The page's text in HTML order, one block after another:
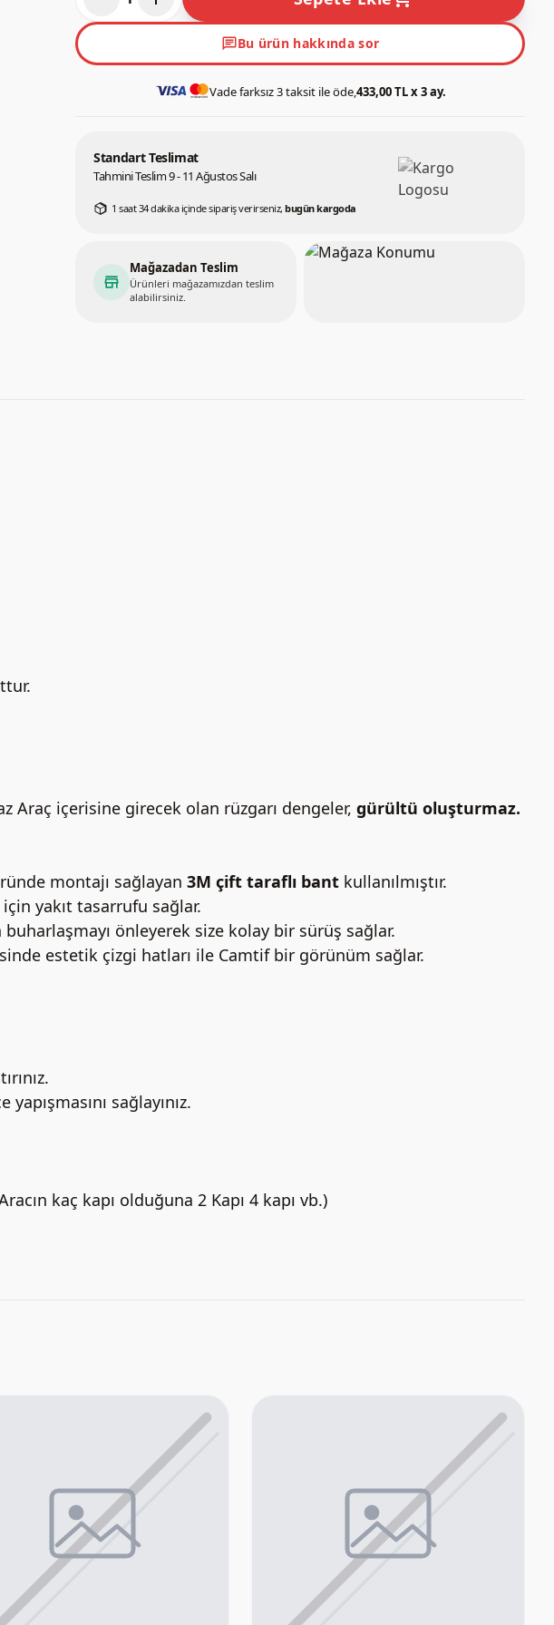
chatBu ürün hakkında sor
Vade farksız 3 taksit ile öde,433,00 TL x 3 ay.
Standart Teslimat
Tahmini Teslim 9 - 11 Ağustos Salı
1 saat 34 dakika içinde sipariş verirseniz, bugün kargoda
store
Mağazadan Teslim
Ürünleri mağazamızdan teslim
alabilirsiniz.
Araç içerisine girecek olan rüzgarı dengeler, gürültü oluşturmaz.
montajı sağlayan 3M çift taraflı bant kullanılmıştır.
için yakıt tasarrufu sağlar.
önleyerek size kolay bir sürüş sağlar.
estetik çizgi hatları ile Camtif bir görünüm sağlar.
sağlayınız.
kaç kapı olduğuna 2 Kapı 4 kapı vb.)